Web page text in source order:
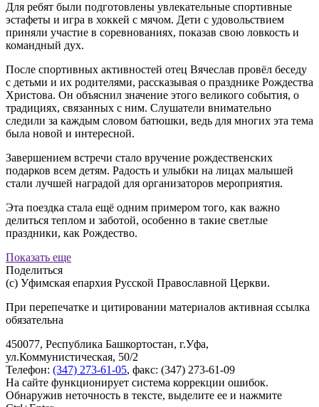
Для ребят были подготовлены увлекательные спортивные
эстафеты и игра в хоккей с мячом. Дети с удовольствием
приняли участие в соревнованиях, показав свою ловкость и
командный дух.
После спортивных активностей отец Вячеслав провёл беседу
с детьми и их родителями, рассказывая о празднике Рождества
Христова. Он объяснил значение этого великого события, о
традициях, связанных с ним. Слушатели внимательно
следили за каждым словом батюшки, ведь для многих эта тема
была новой и интересной.
Завершением встречи стало вручение рождественских
подарков всем детям. Радость и улыбки на лицах малышей
стали лучшей наградой для организаторов мероприятия.
Эта поездка стала ещё одним примером того, как важно
делиться теплом и заботой, особенно в такие светлые
праздники, как Рождество.
Показать еще
Поделиться
(с) Уфимская епархия Русской Православной Церкви.
При перепечатке и цитировании материалов активная ссылка
обязательна
450077, Республика Башкортостан, г.Уфа,
ул.Коммунистическая, 50/2
Телефон: (347) 273-61-05, факс: (347) 273-61-09
На сайте функционирует система коррекции ошибок.
Обнаружив неточность в тексте, выделите ее и нажмите